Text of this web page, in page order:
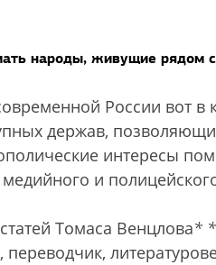
народы, живущие рядом
России вот в
держав,
интересы
и
Томаса Венцлова* *